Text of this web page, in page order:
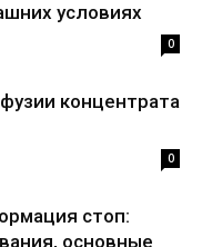
условиях
0
концентрата
0
стоп:
основные